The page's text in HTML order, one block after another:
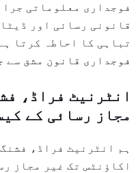
فوجداری معلوماتی
قانونی رسائی اور
تباہی کا احاطہ کرتا
فوجداری قانون مشق سے
انٹرنیٹ فراڈ،
مجاز رسائی کے
ہم انٹرنیٹ فراڈ،
اکاؤنٹس تک غیر مجاز